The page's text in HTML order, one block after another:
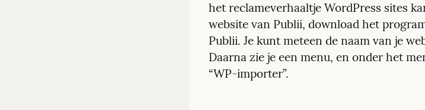
het reclameverhaaltje WordPress sites
website van Publii, download het
Publii. Je kunt meteen de naam van je
Daarna zie je een menu, en onder het
“WP-importer”.